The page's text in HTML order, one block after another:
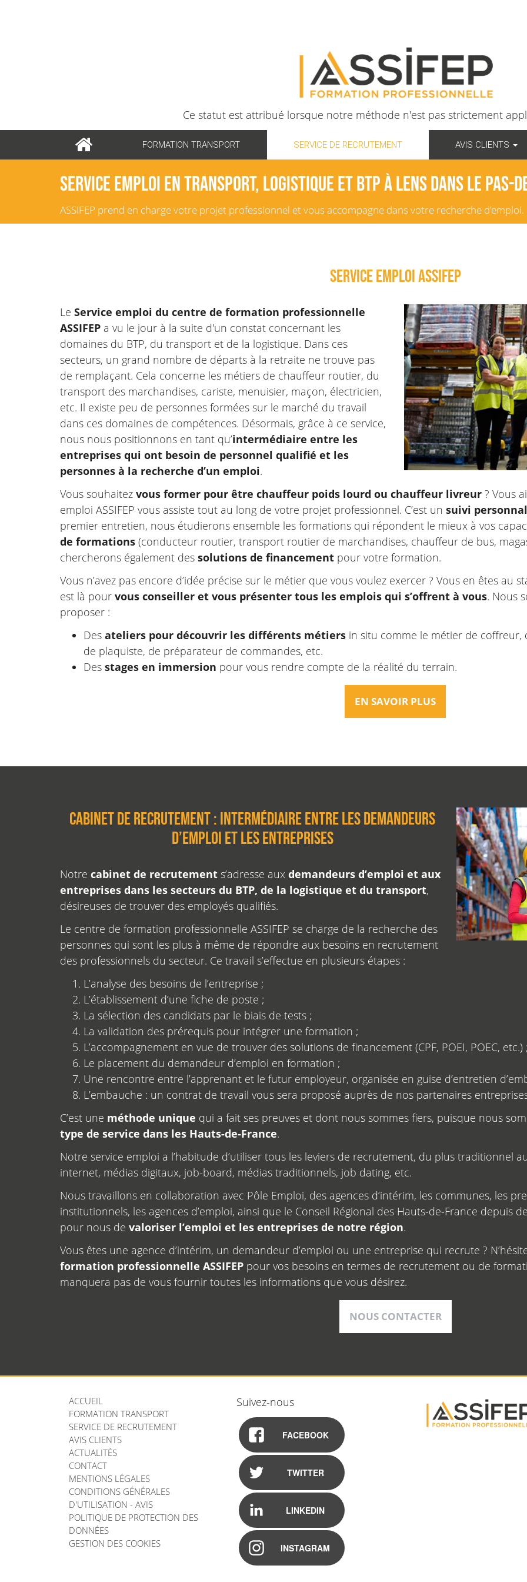
Ce statut est attribué lorsque notre méthode n'est pas strictement
FORMATION TRANSPORT SERVICE DE RECRUTEMENT AVIS CLIENTS
Service Emploi en Transport, Logistique et BTP à Lens dans le Pas-
ASSIFEP prend en charge votre projet professionnel et vous accompagne dans votre recherche d’emploi.
Service emploi ASSIFEP
Le Service emploi du centre de formation professionnelle
ASSIFEP a vu le jour à la suite d'un constat concernant les
domaines du BTP, du transport et de la logistique. Dans ces
secteurs, un grand nombre de départs à la retraite ne trouve pas
de remplaçant. Cela concerne les métiers de chauffeur routier, du
transport des marchandises, cariste, menuisier, maçon, électricien,
etc. Il existe peu de personnes formées sur le marché du travail
dans ces domaines de compétences. Désormais, grâce à ce service,
nous nous positionnons en tant qu’intermédiaire entre les
entreprises qui ont besoin de personnel qualifié et les
personnes à la recherche d’un emploi.
Vous souhaitez vous former pour être chauffeur poids lourd ou chauffeur livreur ? Vous
emploi ASSIFEP vous assiste tout au long de votre projet professionnel. C’est un suivi
premier entretien, nous étudierons ensemble les formations qui répondent le mieux à vos
de formations (conducteur routier, transport routier de marchandises, chauffeur de bus,
chercherons également des solutions de financement pour votre formation.
Vous n’avez pas encore d’idée précise sur le métier que vous voulez exercer ? Vous en êtes au
est là pour vous conseiller et vous présenter tous les emplois qui s’offrent à vous. Nous
proposer :
Des ateliers pour découvrir les différents métiers in situ comme le métier de coffreur,
de plaquiste, de préparateur de commandes, etc.
Des stages en immersion pour vous rendre compte de la réalité du terrain.
EN SAVOIR PLUS
Cabinet de recrutement : intermédiaire entre les demandeurs
d’emploi et les entreprises
Notre cabinet de recrutement s’adresse aux demandeurs d’emploi et aux
entreprises dans les secteurs du BTP, de la logistique et du transport,
désireuses de trouver des employés qualifiés.
Le centre de formation professionnelle ASSIFEP se charge de la recherche des
personnes qui sont les plus à même de répondre aux besoins en recrutement
des professionnels du secteur. Ce travail s’effectue en plusieurs étapes :
L’analyse des besoins de l’entreprise ;
L’établissement d’une fiche de poste ;
La sélection des candidats par le biais de tests ;
La validation des prérequis pour intégrer une formation ;
L’accompagnement en vue de trouver des solutions de financement (CPF, POEI, POEC, etc.)
Le placement du demandeur d’emploi en formation ;
Une rencontre entre l’apprenant et le futur employeur, organisée en guise d’entretien
L’embauche : un contrat de travail vous sera proposé auprès de nos partenaires
C’est une méthode unique qui a fait ses preuves et dont nous sommes fiers, puisque nous
type de service dans les Hauts-de-France.
Notre service emploi a l’habitude d’utiliser tous les leviers de recrutement, du plus traditionnel
internet, médias digitaux, job-board, médias traditionnels, job dating, etc.
Nous travaillons en collaboration avec Pôle Emploi, des agences d’intérim, les communes, les
institutionnels, les agences d’emploi, ainsi que le Conseil Régional des Hauts-de-France depuis
pour nous de valoriser l’emploi et les entreprises de notre région.
Vous êtes une agence d’intérim, un demandeur d’emploi ou une entreprise qui recrute ?
formation professionnelle ASSIFEP pour vos besoins en termes de recrutement ou de
manquera pas de vous fournir toutes les informations que vous désirez.
NOUS CONTACTER
ACCUEIL
FORMATION TRANSPORT
SERVICE DE RECRUTEMENT
AVIS CLIENTS
ACTUALITÉS
CONTACT
MENTIONS LÉGALES
CONDITIONS GÉNÉRALES
D'UTILISATION - AVIS
POLITIQUE DE PROTECTION DES
DONNÉES
GESTION DES COOKIES
Suivez-nous
FACEBOOK
TWITTER
LINKEDIN
INSTAGRAM